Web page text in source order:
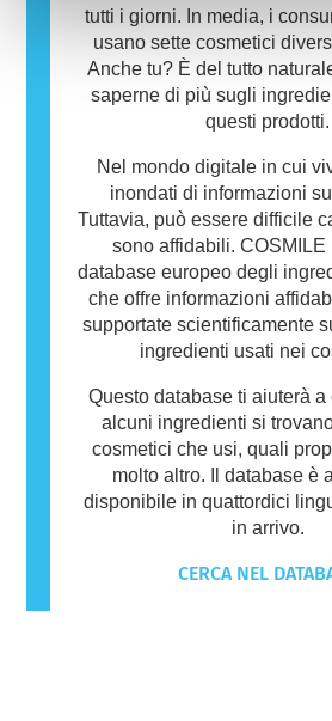
utilizzare per gli altri.
tutti i giorni. In media, i
usano sette cosmetici
Anche tu? È del tutto
saperne di più sugli
questi prodotti.
Nel mondo digitale in cui
inondati di informazioni
Tuttavia, può essere difficile
sono affidabili. COSMILE
database europeo degli
che offre informazioni
supportate scientificamente
ingredienti usati nei
Questo database ti aiuterà
alcuni ingredienti si
cosmetici che usi, quali
molto altro. Il database è
disponibile in quattordici
in arrivo.
CERCA NEL